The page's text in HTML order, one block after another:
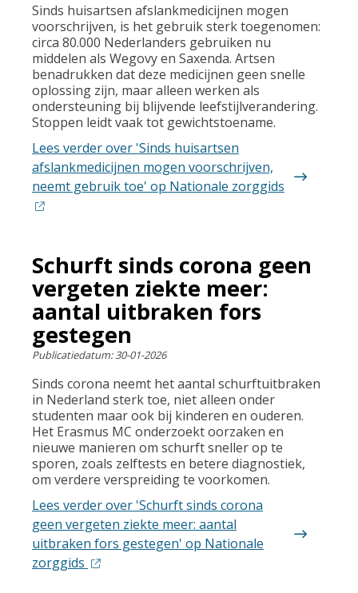
Sinds huisartsen afslankmedicijnen mogen
voorschrijven, is het gebruik sterk toegenomen:
circa 80.000 Nederlanders gebruiken nu
middelen als Wegovy en Saxenda. Artsen
benadrukken dat deze medicijnen geen snelle
oplossing zijn, maar alleen werken als
ondersteuning bij blijvende leefstijlverandering.
Stoppen leidt vaak tot gewichtstoename.
Lees verderover 'Sinds huisartsen
afslankmedicijnen mogen voorschrijven,
neemt gebruik toe' op Nationale zorggids
Schurft sinds corona geen
vergeten ziekte meer:
aantal uitbraken fors
gestegen
Publicatiedatum:30-01-2026
Sinds corona neemt het aantal schurftuitbraken
in Nederland sterk toe, niet alleen onder
studenten maar ook bij kinderen en ouderen.
Het Erasmus MC onderzoekt oorzaken en
nieuwe manieren om schurft sneller op te
sporen, zoals zelftests en betere diagnostiek,
om verdere verspreiding te voorkomen.
Lees verderover 'Schurft sinds corona
geen vergeten ziekte meer: aantal
uitbraken fors gestegen' op Nationale
zorggids